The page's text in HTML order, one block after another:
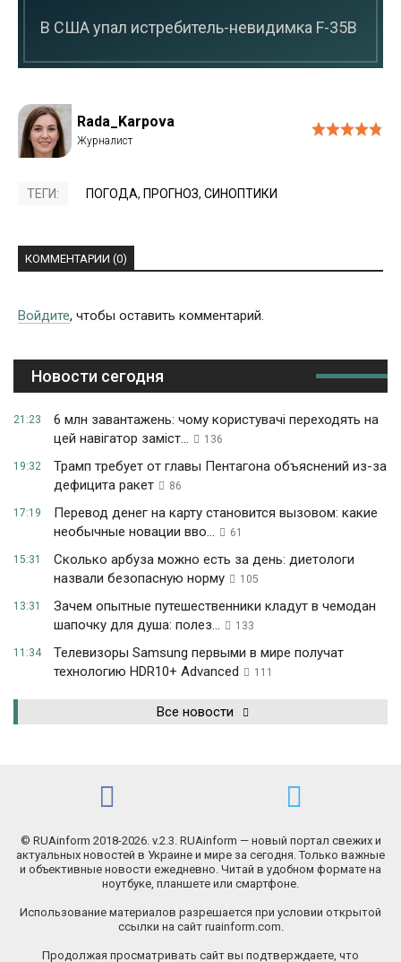
В США упал истребитель-невидимка F-35B
Rada_Karpova
ТЕГИ: ПОГОДА, ПРОГНОЗ, СИНОПТИКИ
КОММЕНТАРИИ (0)
Войдите, чтобы оставить комментарий.
Новости сегодня
21:23
6 млн завантажень: чому користувачі переходять на
цей навігатор заміст...
136
19:32
Трамп требует от главы Пентагона объяснений из-за
дефицита ракет
86
17:19
Перевод денег на карту становится вызовом: какие
необычные новации вво...
61
15:31
Сколько арбуза можно есть за день: диетологи
назвали безопасную норму
105
13:31
Зачем опытные путешественники кладут в чемодан
шапочку для душа: полез...
133
11:34
Телевизоры Samsung первыми в мире получат
технологию HDR10+ Advanced
111
Все новости
© RUAinform 2018-2026. v.2.3. RUAinform — новый портал свежих и
актуальных новостей в Украине и мире за сегодня. Только важные
и объективные новости ежедневно. Читай в удобном формате на
ноутбуке, планшете или смартфоне.
Использование материалов разрешается при условии открытой
ссылки на сайт ruainform.com.
Продолжая просматривать сайт вы подтверждаете, что